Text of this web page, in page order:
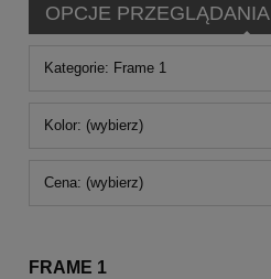
OPCJE PRZEGLĄDANIA
Kategorie: Frame 1
Kolor: (wybierz)
Cena: (wybierz)
FRAME 1